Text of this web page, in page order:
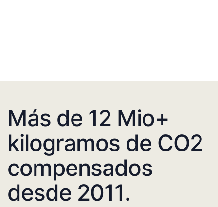
Más de 12 Mio+
kilogramos de CO2
compensados
desde 2011.